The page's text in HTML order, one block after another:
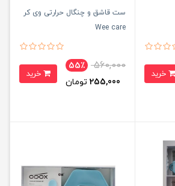
ست قاشق و چنگال حرارتی وی کر
Wee care
560,000
55٪
255,000 تومان